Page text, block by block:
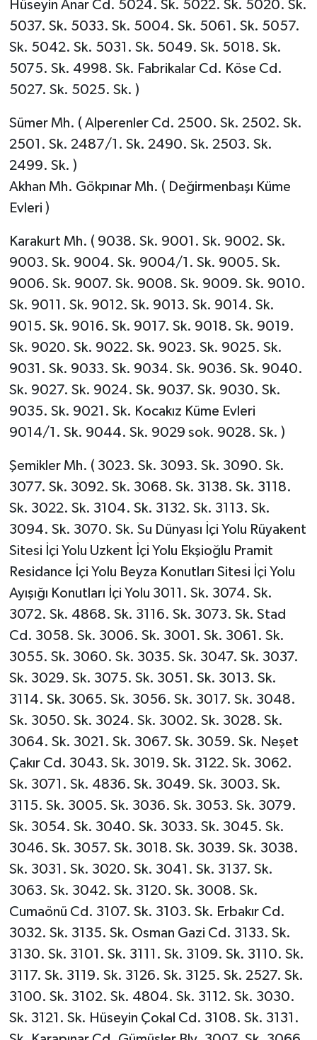
Hüseyin Anar Cd. 5024. Sk. 5022. Sk. 5020. Sk.
5037. Sk. 5033. Sk. 5004. Sk. 5061. Sk. 5057.
Sk. 5042. Sk. 5031. Sk. 5049. Sk. 5018. Sk.
5075. Sk. 4998. Sk. Fabrikalar Cd. Köse Cd.
5027. Sk. 5025. Sk. )
Sümer Mh. ( Alperenler Cd. 2500. Sk. 2502. Sk.
2501. Sk. 2487/1. Sk. 2490. Sk. 2503. Sk.
2499. Sk. )
Akhan Mh. Gökpınar Mh. ( Değirmenbaşı Küme
Evleri )
Karakurt Mh. ( 9038. Sk. 9001. Sk. 9002. Sk.
9003. Sk. 9004. Sk. 9004/1. Sk. 9005. Sk.
9006. Sk. 9007. Sk. 9008. Sk. 9009. Sk. 9010.
Sk. 9011. Sk. 9012. Sk. 9013. Sk. 9014. Sk.
9015. Sk. 9016. Sk. 9017. Sk. 9018. Sk. 9019.
Sk. 9020. Sk. 9022. Sk. 9023. Sk. 9025. Sk.
9031. Sk. 9033. Sk. 9034. Sk. 9036. Sk. 9040.
Sk. 9027. Sk. 9024. Sk. 9037. Sk. 9030. Sk.
9035. Sk. 9021. Sk. Kocakız Küme Evleri
9014/1. Sk. 9044. Sk. 9029 sok. 9028. Sk. )
Şemikler Mh. ( 3023. Sk. 3093. Sk. 3090. Sk.
3077. Sk. 3092. Sk. 3068. Sk. 3138. Sk. 3118.
Sk. 3022. Sk. 3104. Sk. 3132. Sk. 3113. Sk.
3094. Sk. 3070. Sk. Su Dünyası İçi Yolu Rüyakent
Sitesi İçi Yolu Uzkent İçi Yolu Ekşioğlu Pramit
Residance İçi Yolu Beyza Konutları Sitesi İçi Yolu
Ayışığı Konutları İçi Yolu 3011. Sk. 3074. Sk.
3072. Sk. 4868. Sk. 3116. Sk. 3073. Sk. Stad
Cd. 3058. Sk. 3006. Sk. 3001. Sk. 3061. Sk.
3055. Sk. 3060. Sk. 3035. Sk. 3047. Sk. 3037.
Sk. 3029. Sk. 3075. Sk. 3051. Sk. 3013. Sk.
3114. Sk. 3065. Sk. 3056. Sk. 3017. Sk. 3048.
Sk. 3050. Sk. 3024. Sk. 3002. Sk. 3028. Sk.
3064. Sk. 3021. Sk. 3067. Sk. 3059. Sk. Neşet
Çakır Cd. 3043. Sk. 3019. Sk. 3122. Sk. 3062.
Sk. 3071. Sk. 4836. Sk. 3049. Sk. 3003. Sk.
3115. Sk. 3005. Sk. 3036. Sk. 3053. Sk. 3079.
Sk. 3054. Sk. 3040. Sk. 3033. Sk. 3045. Sk.
3046. Sk. 3057. Sk. 3018. Sk. 3039. Sk. 3038.
Sk. 3031. Sk. 3020. Sk. 3041. Sk. 3137. Sk.
3063. Sk. 3042. Sk. 3120. Sk. 3008. Sk.
Cumaönü Cd. 3107. Sk. 3103. Sk. Erbakır Cd.
3032. Sk. 3135. Sk. Osman Gazi Cd. 3133. Sk.
3130. Sk. 3101. Sk. 3111. Sk. 3109. Sk. 3110. Sk.
3117. Sk. 3119. Sk. 3126. Sk. 3125. Sk. 2527. Sk.
3100. Sk. 3102. Sk. 4804. Sk. 3112. Sk. 3030.
Sk. 3121. Sk. Hüseyin Çokal Cd. 3108. Sk. 3131.